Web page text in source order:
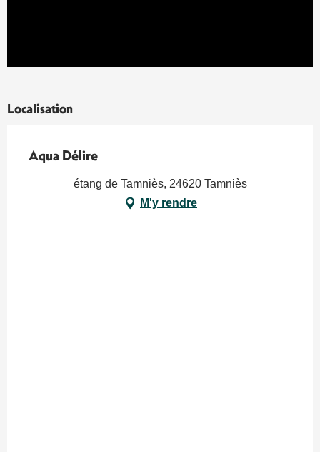
Localisation
Aqua Délire
étang de Tamniès, 24620 Tamniès
M'y rendre